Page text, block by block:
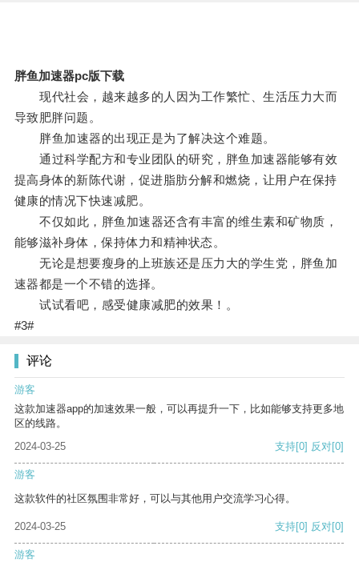
胖鱼加速器pc版下载
现代社会，越来越多的人因为工作繁忙、生活压力大而
导致肥胖问题。
胖鱼加速器的出现正是为了解决这个难题。
通过科学配方和专业团队的研究，胖鱼加速器能够有效
提高身体的新陈代谢，促进脂肪分解和燃烧，让用户在保持
健康的情况下快速减肥。
不仅如此，胖鱼加速器还含有丰富的维生素和矿物质，
能够滋补身体，保持体力和精神状态。
无论是想要瘦身的上班族还是压力大的学生党，胖鱼加
速器都是一个不错的选择。
试试看吧，感受健康减肥的效果！。
#3#
评论
游客
这款加速器app的加速效果一般，可以再提升一下，比如能够支持更多地
区的线路。
2024-03-25
支持[0] 反对[0]
游客
这款软件的社区氛围非常好，可以与其他用户交流学习心得。
2024-03-25 支持[0] 反对[0]
游客